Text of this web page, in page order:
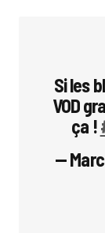
Si les
VOD
ça !
—